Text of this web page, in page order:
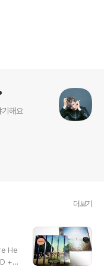
해요
더보기
He
+